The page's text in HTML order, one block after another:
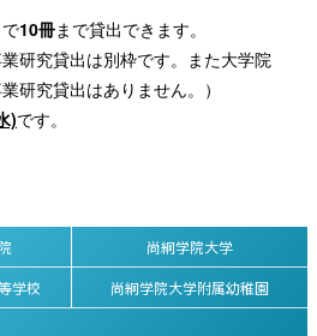
10冊まで貸出できます。
業研究貸出は別枠です。また大学院
研究貸出はありません。）
)です。
尚絅学院大学
学校
尚絅学院大学附属幼稚園